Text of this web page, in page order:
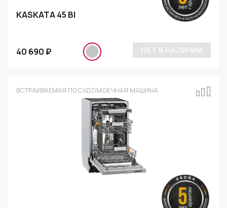
KASKATA 45 BI
40 690 ₽ НЕТ В НАЛИЧИИ
ВСТРАИВАЕМАЯ ПОСУДОМОЕЧНАЯ МАШИНА